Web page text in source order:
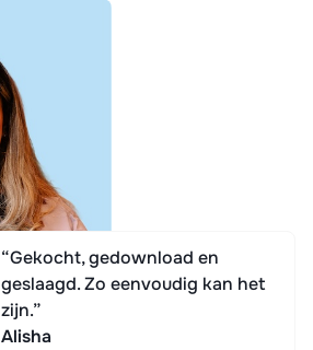
“Gekocht, gedownload en
geslaagd. Zo eenvoudig kan het
zijn.”
Alisha